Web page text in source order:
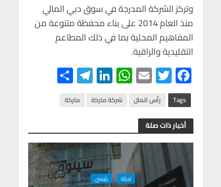
وتركز الشركة المدرجة في سوق دبي المالي
منذ العام 2014 على بناء محفظة متنوعة من
المفاهيم المحلية بما في ذلك المطاعم
التقليدية والراقية.
F
ac
e
b
o
o
k
T
wi
tt
er
E
m
ail
W
h
at
A
p
p
Li
n
ke
n
Te
le
gr
m
Tags رأس المال شركة ماركة ماركة
أخبار ذات صلة
تجزئة رئيسي